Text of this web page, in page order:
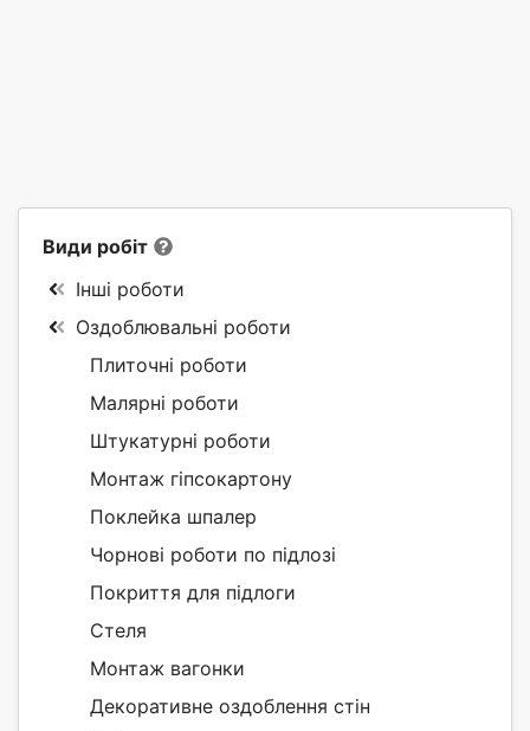
Види робіт
Інші роботи
Оздоблювальні роботи
Плиточні роботи
Малярні роботи
Штукатурні роботи
Монтаж гіпсокартону
Поклейка шпалер
Чорнові роботи по підлозі
Покриття для підлоги
Стеля
Монтаж вагонки
Декоративне оздоблення стін